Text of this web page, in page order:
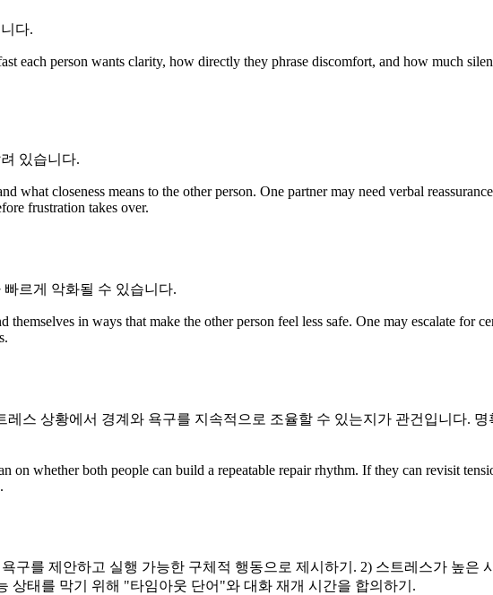
다.
each person wants clarity, how directly they phrase discomfort, and how much
있습니다.
what closeness means to the other person. One partner may need verbal
frustration takes over.
르게 악화될 수 있습니다.
themselves in ways that make the other person feel less safe. One may escalate for
스 상황에서 경계와 욕구를 지속적으로 조율할 수 있는지가 관건입니다.
on whether both people can build a repeatable repair rhythm. If they can revisit
구를 제안하고 실행 가능한 구체적 행동으로 제시하기. 2) 스트레스가 높은
상태를 막기 위해 "타임아웃 단어"와 대화 재개 시간을 합의하기.